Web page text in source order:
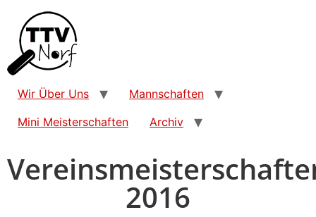
Wir Über Uns
Mannschaften
Mini Meisterschaften
Archiv
2016